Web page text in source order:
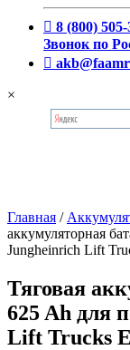
8 (800)
Звонок по
×
Главная /
аккумуляторная
Jungheinrich Lift
Тяговая
625 Ah для
Lift Trucks